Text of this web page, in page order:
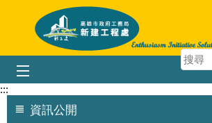
跳到主要內容區塊
:::
資訊公開